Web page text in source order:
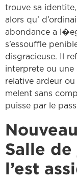
trouve sa
alors qu’
abondance a
s’essouffle
disgracieuse. Il
interprete ou une
relative ardeur
melent sans
puisse par le
Salle
l’est